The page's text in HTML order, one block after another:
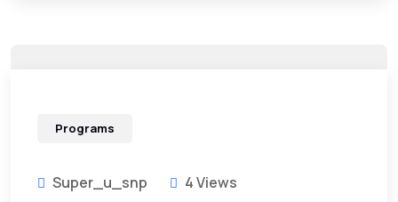
Programs
Super_u_snp 4 Views